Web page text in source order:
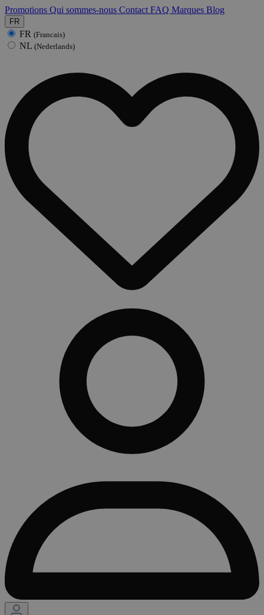
Promotions Qui sommes-nous Contact FAQ Marques Blog
FR
FR (Francais)
NL (Nederlands)